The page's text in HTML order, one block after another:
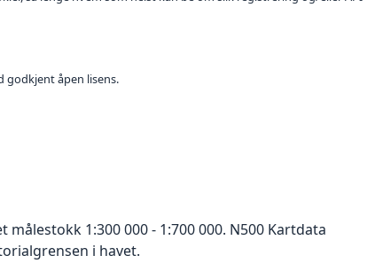
godkjent åpen lisens.
1:300 000 - 1:700 000. N500 Kartdata
i havet.